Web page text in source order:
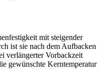
mit steigender
ist sie nach dem Aufbacken
verlängerter Vorbackzeit
gewünschte Kerntemperatur